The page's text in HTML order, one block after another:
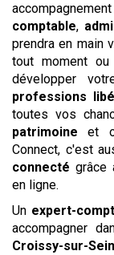
comptable,
prendra en main
tout moment
développer
professions
toutes vos
patrimoine et
Connect, c'est
connecté grâce
en ligne.
Un expert-
accompagner
Croissy-sur-